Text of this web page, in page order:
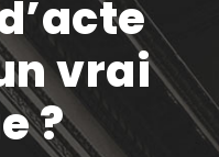
vrai
?